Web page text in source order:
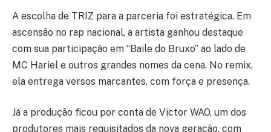
A escolha de TRIZ para a parceria foi estratégica. Em
ascensão no rap nacional, a artista ganhou destaque
com sua participação em “Baile do Bruxo” ao lado de
MC Hariel e outros grandes nomes da cena. No remix,
ela entrega versos marcantes, com força e presença.
Já a produção ficou por conta de Victor WAO, um dos
produtores mais requisitados da nova geração, com